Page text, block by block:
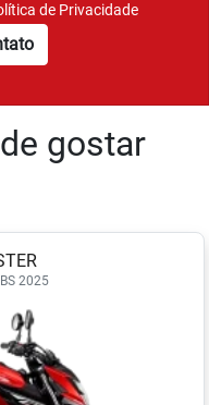
de Privacidade
gostar
2025